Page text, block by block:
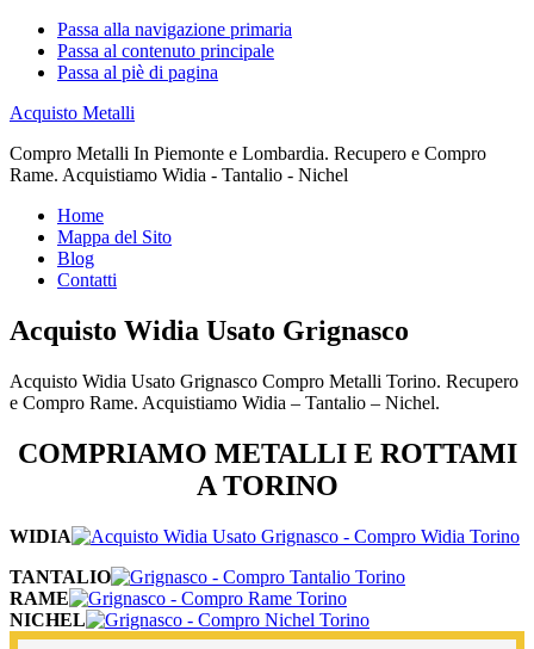
Passa alla navigazione primaria
Passa al contenuto principale
Passa al piè di pagina
Acquisto Metalli
Compro Metalli In Piemonte e Lombardia. Recupero e Compro
Rame. Acquistiamo Widia - Tantalio - Nichel
Home
Mappa del Sito
Blog
Contatti
Acquisto Widia Usato Grignasco
Acquisto Widia Usato Grignasco Compro Metalli Torino. Recupero
e Compro Rame. Acquistiamo Widia – Tantalio – Nichel.
COMPRIAMO METALLI E ROTTAMI
A TORINO
WIDIA
TANTALIO
RAME
NICHEL